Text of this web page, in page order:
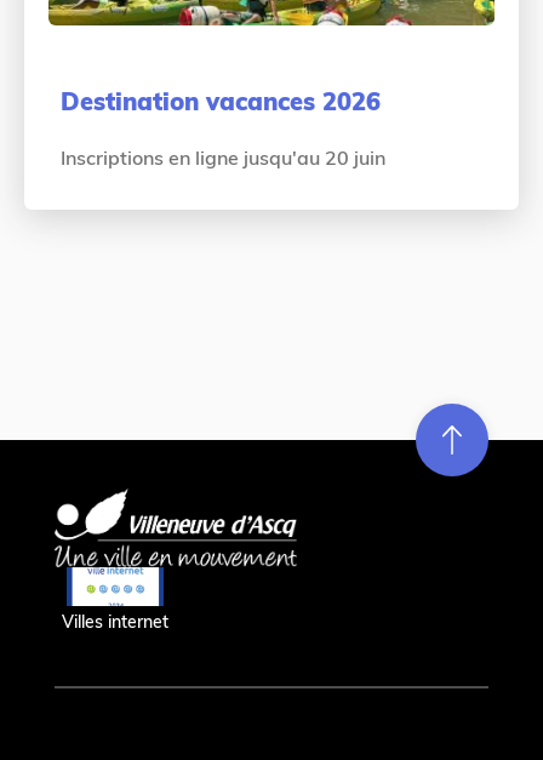
Destination vacances 2026
Inscriptions en ligne jusqu'au 20 juin
Re
m
on
e
en hau
Villes internet